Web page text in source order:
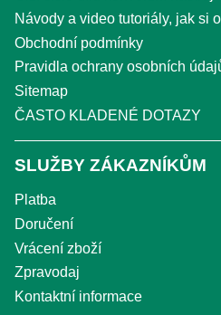
Návody a video tutoriály, jak si
Obchodní podmínky
Pravidla ochrany osobních
Sitemap
ČASTO KLADENÉ DOTAZY
SLUŽBY ZÁKAZNÍKŮM
Platba
Doručení
Vrácení zboží
Zpravodaj
Kontaktní informace